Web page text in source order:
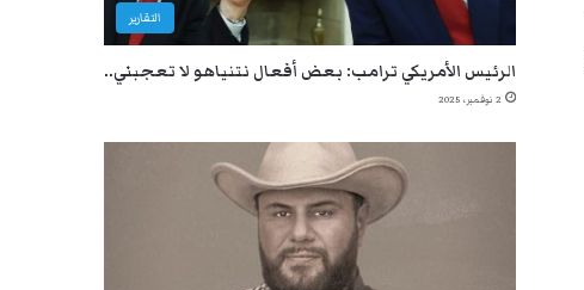
التقارير
الرئيس الأمريكي ترامب: بعض أفعال نتنياهو لا تعجبني..
2 نوفمبر، 2025